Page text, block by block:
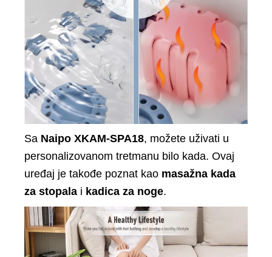
Sa Naipo XKAM-SPA18, možete uživati u
personalizovanom tretmanu bilo kada. Ovaj
uređaj je takođe poznat kao masažna kada
za stopala i kadica za noge.